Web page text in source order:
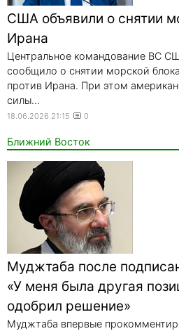
США объявили о снятии
Ирана
Центральное командование ВС
сообщило о снятии морской
против Ирана. При этом
силы...
18.06.2026 21:15 0
Ближний Восток
Муджтаба после
«У меня была другая
одобрил решение»
Муджтаба впервые